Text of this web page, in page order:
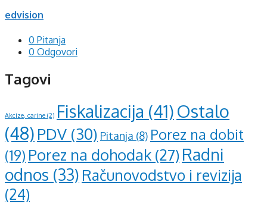
edvision
0 Pitanja
0 Odgovori
Tagovi
Akcize, carine (2) Fiskalizacija (41)Ostalo
(48) PDV (30) Pitanja (8) Porez na dobit
(19) Porez na dohodak (27)Radni
odnos (33) Računovodstvo i revizija
(24)